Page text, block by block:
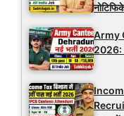
Army
2026: